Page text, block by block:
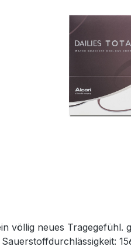
für: trockene/sensible Augen, Allergiker